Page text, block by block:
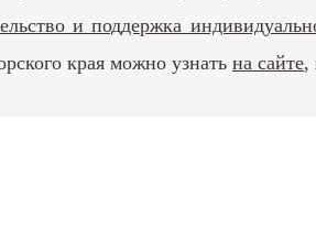
и поддержка
края можно узнать на сайте,